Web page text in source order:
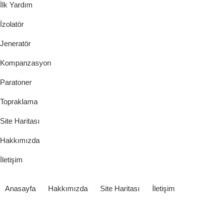
İlk Yardım
İzolatör
Jeneratör
Kompanzasyon
Paratoner
Topraklama
Site Haritası
Hakkımızda
İletişim
Anasayfa Hakkımızda Site Haritası İletişim